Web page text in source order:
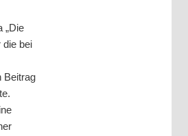
„Die
die bei
Beitrag